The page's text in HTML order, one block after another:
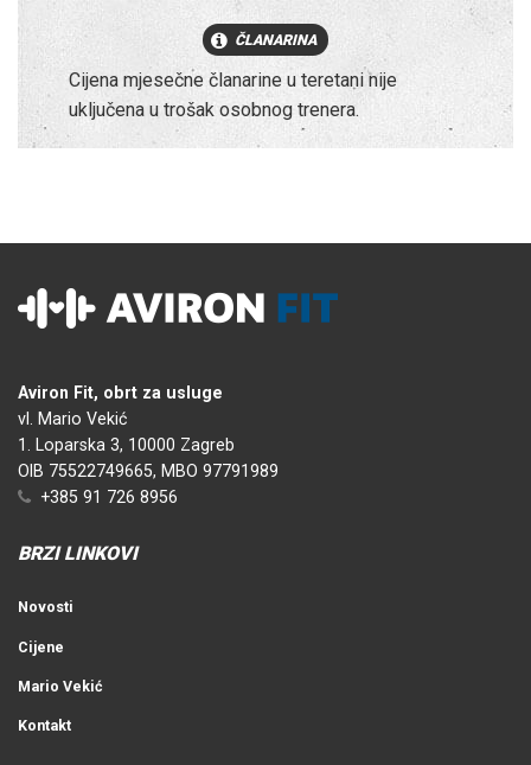
ČLANARINA
Cijena mjesečne članarine u teretani nije
uključena u trošak osobnog trenera.
Aviron Fit, obrt za usluge
vl. Mario Vekić
1. Loparska 3, 10000 Zagreb
OIB 75522749665, MBO 97791989
+385 91 726 8956
BRZI LINKOVI
Novosti
Cijene
Mario Vekić
Kontakt